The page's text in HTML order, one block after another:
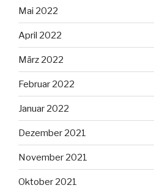
Mai 2022
April 2022
März 2022
Februar 2022
Januar 2022
Dezember 2021
November 2021
Oktober 2021